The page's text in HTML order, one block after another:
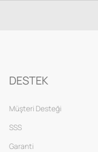
DESTEK
Müşteri Desteği
SSS
Garanti